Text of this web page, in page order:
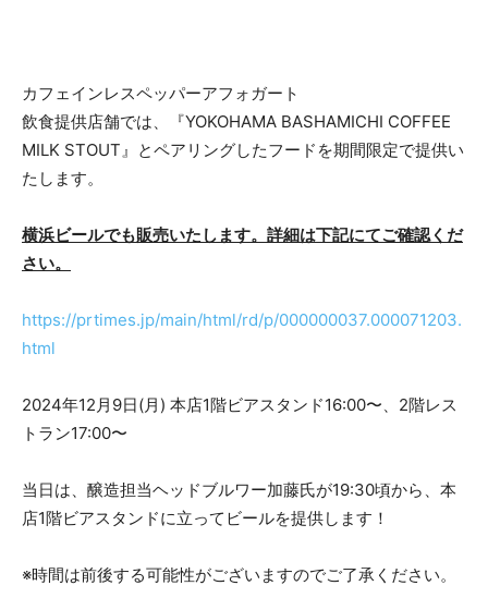
カフェインレスペッパーアフォガート
飲食提供店舗では、『YOKOHAMA BASHAMICHI COFFEE
MILK STOUT』とペアリングしたフードを期間限定で提供い
たします。
横浜ビールでも販売いたします。詳細は下記にてご確認くだ
さい。
https://prtimes.jp/main/html/rd/p/000000037.000071203.
html
2024年12月9日(月) 本店1階ビアスタンド16:00〜、2階レス
トラン17:00〜
当日は、醸造担当ヘッドブルワー加藤氏が19:30頃から、本
店1階ビアスタンドに立ってビールを提供します！
※時間は前後する可能性がございますのでご了承ください。